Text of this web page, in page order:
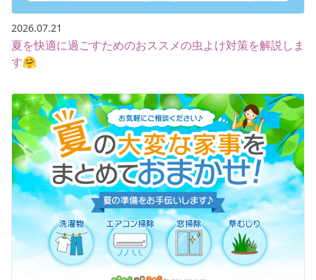
2026.07.21
夏を快適に過ごすためのおススメの虫よけ対策を解説しま
す🤗